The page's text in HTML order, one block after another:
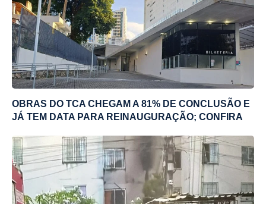
OBRAS DO TCA CHEGAM A 81% DE CONCLUSÃO E
JÁ TEM DATA PARA REINAUGURAÇÃO; CONFIRA